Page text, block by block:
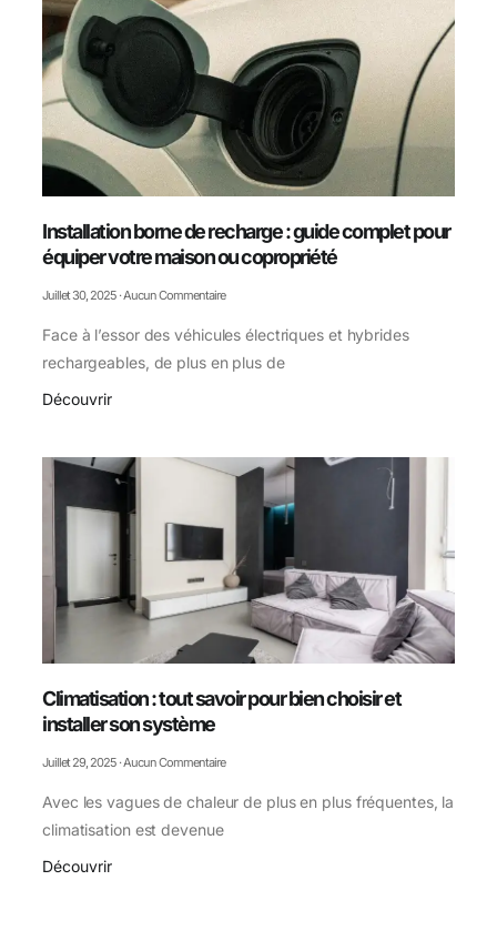
Installation borne de recharge : guide complet pour
équiper votre maison ou copropriété
Juillet 30, 2025 Aucun Commentaire
Face à l’essor des véhicules électriques et hybrides
rechargeables, de plus en plus de
Découvrir
Climatisation : tout savoir pour bien choisir et
installer son système
Juillet 29, 2025 Aucun Commentaire
Avec les vagues de chaleur de plus en plus fréquentes, la
climatisation est devenue
Découvrir